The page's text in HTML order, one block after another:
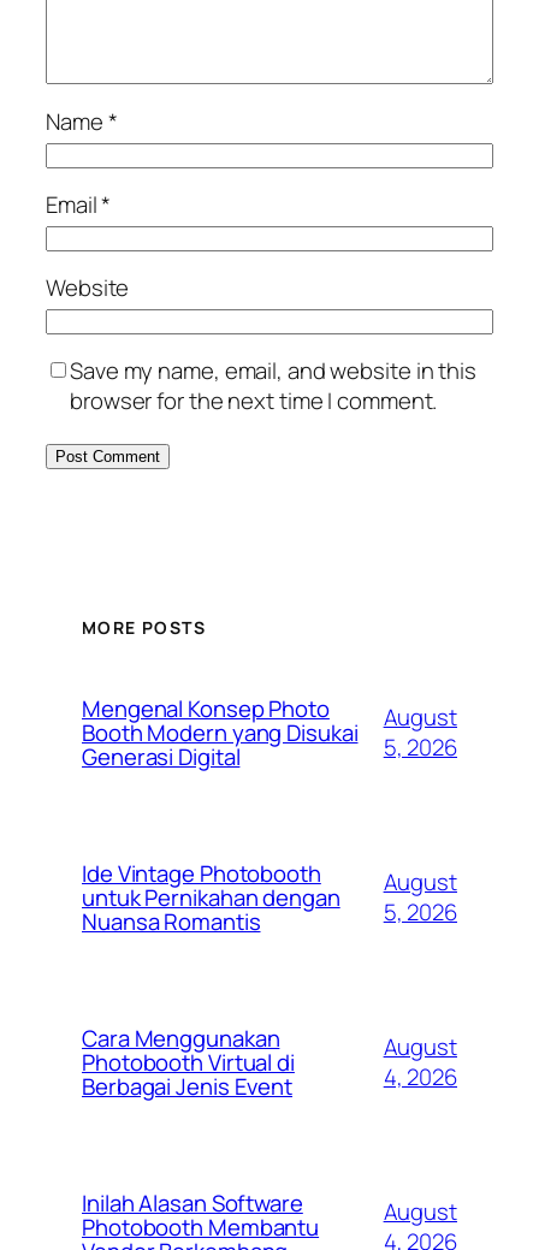
Name*
Email*
Website
Save my name, email, and website in this
browser for the next time I comment.
MORE POSTS
Mengenal Konsep Photo
Booth Modern yang Disukai
Generasi Digital
August
5, 2026
Ide Vintage Photobooth
untuk Pernikahan dengan
Nuansa Romantis
August
5, 2026
Cara Menggunakan
Photobooth Virtual di
Berbagai Jenis Event
August
4, 2026
Inilah Alasan Software
Photobooth Membantu
August
4, 2026